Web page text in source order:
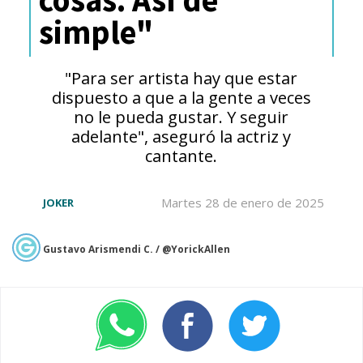
Sumando todo aquello, tanto
sueldos como costos de
producción,se estima que la
secuela costará alrededor de
150 millones de dólares
Aunque no alcanza los altísimos
presupuestos de otras películas
Batman" que costó 200 millones
de dólares, sí se trata de una
simple"
"Para ser artista hay que estar
dispuesto a que a la gente a veces
no le pueda gustar. Y seguir
adelante", aseguró la actriz y
cantante.
Martes 28 de enero de 2025
JOKER
Gustavo Arismendi C. / @YorickAllen